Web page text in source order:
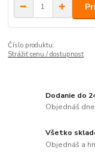
Číslo produktu:
Strážiť cenu / dostupnosť
Dodanie do
Objednáš
Všetko
Objednáš a